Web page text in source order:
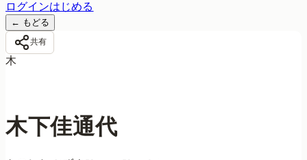
ログインはじめる
← もどる
共有
木
木下佳通代